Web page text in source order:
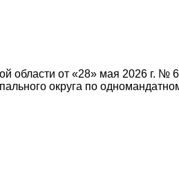
области от «28» мая 2026 г. №
округа по